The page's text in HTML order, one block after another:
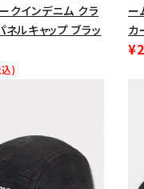
インデニム クラ
ルキャップ ブラッ
)
ー
カ